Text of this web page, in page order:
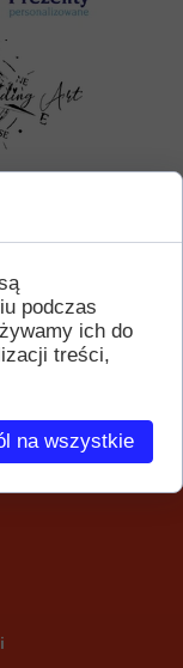
podczas
ich do
treści,
na wszystkie